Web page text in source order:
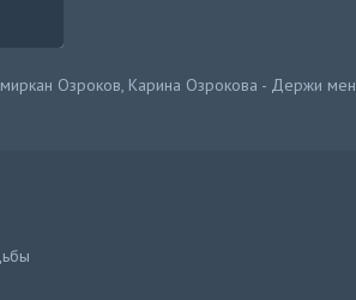
Озроков, Карина Озрокова - Держи